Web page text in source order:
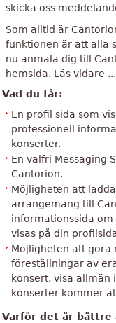
skicka oss
Som alltid är
funktionen är att alla
nu anmäla dig till
hemsida. Läs vidare ...
Vad du får:
En profil sida som
professionell
konserter.
En valfri Messaging
Cantorion.
Möjligheten att
arrangemang till
informationssida
visas på din
Möjligheten att göra
föreställningar av
konsert, visa allmän
konserter kommer
Varför det är bättre